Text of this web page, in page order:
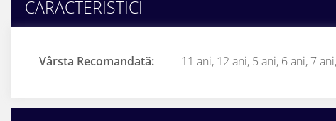
CARACTERISTICI
Vârsta Recomandată: 11 ani, 12 ani, 5 ani, 6 ani, 7 ani,